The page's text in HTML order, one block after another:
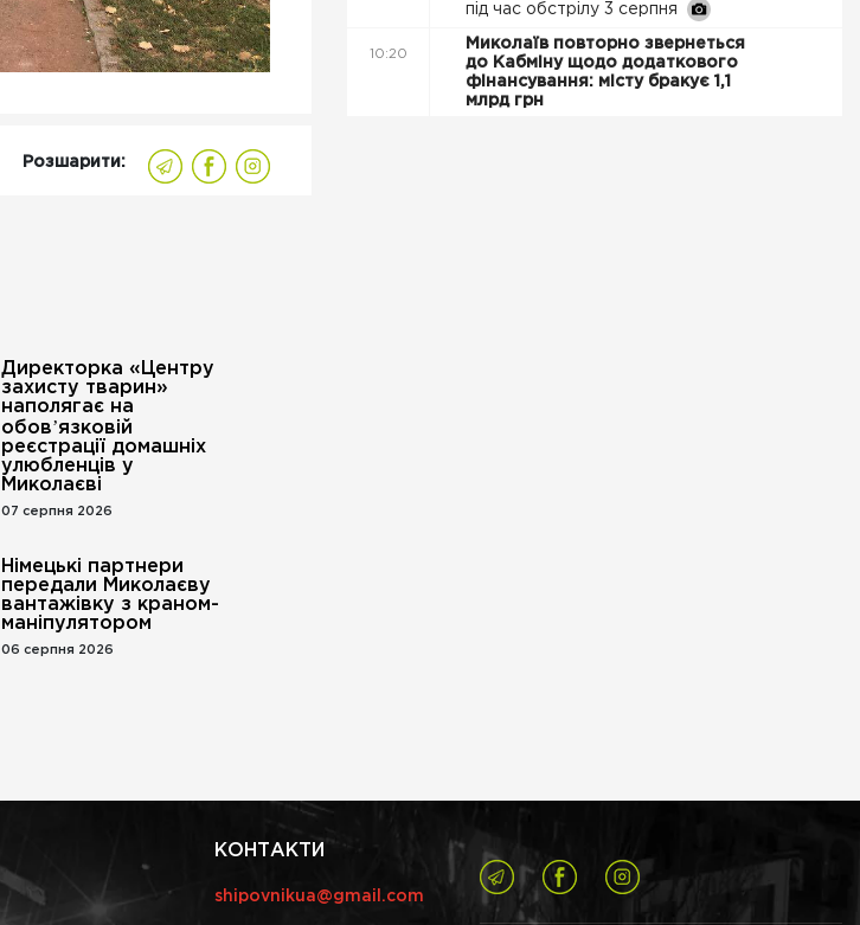
Розшарити:
Директорка «Центру
захисту тварин»
наполягає на
обовʼязковій
реєстрації домашніх
улюбленців у
Миколаєві
07 серпня 2026
Німецькі партнери
передали Миколаєву
вантажівку з краном-
маніпулятором
06 серпня 2026
під час обстрілу 3 серпня
10:20
Миколаїв повторно звернеться
до Кабміну щодо додаткового
фінансування: місту бракує 1,1
млрд грн
КОНТАКТИ
shipovnikua@gmail.com